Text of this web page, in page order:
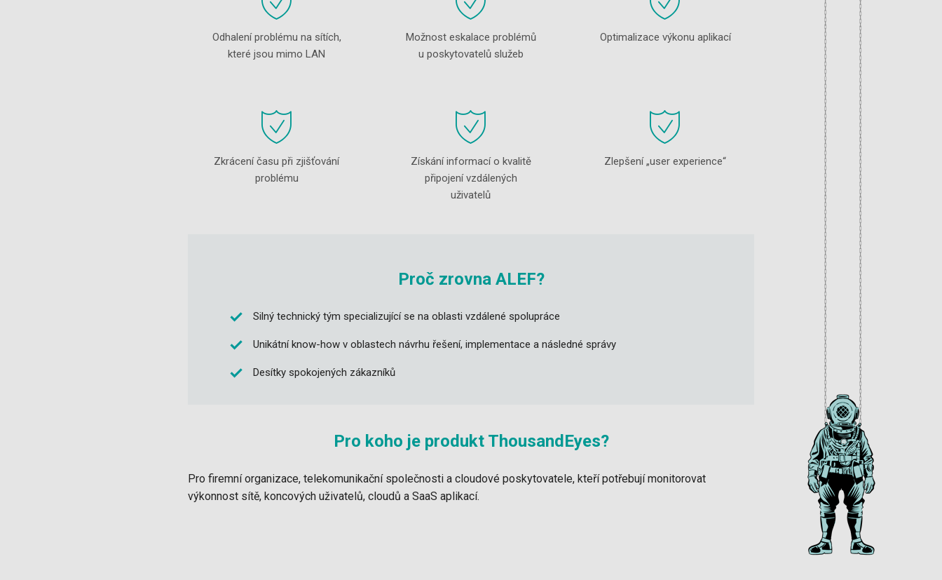
Odhalení problému na sítích,
které jsou mimo LAN
Možnost eskalace problémů
u poskytovatelů služeb
Optimalizace výkonu aplikací
Zkrácení času při zjišťování
problému
Získání informací o kvalitě
připojení vzdálených
uživatelů
Zlepšení „user experience“
Proč zrovna ALEF?
Silný technický tým specializující se na oblasti vzdálené spolupráce
Unikátní know-how v oblastech návrhu řešení, implementace a následné správy
Desítky spokojených zákazníků
Pro koho je produkt ThousandEyes?
Pro firemní organizace, telekomunikační společnosti a cloudové poskytovatele, kteří potřebují monitorovat
výkonnost sítě, koncových uživatelů, cloudů a SaaS aplikací.